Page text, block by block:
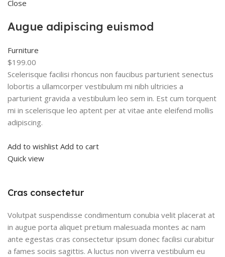
Close
Augue adipiscing euismod
Furniture
$199.00
Scelerisque facilisi rhoncus non faucibus parturient senectus
lobortis a ullamcorper vestibulum mi nibh ultricies a
parturient gravida a vestibulum leo sem in. Est cum torquent
mi in scelerisque leo aptent per at vitae ante eleifend mollis
adipiscing.
Add to wishlist Add to cart
Quick view
Cras consectetur
Volutpat suspendisse condimentum conubia velit placerat at
in augue porta aliquet pretium malesuada montes ac nam
ante egestas cras consectetur ipsum donec facilisi curabitur
a fames sociis sagittis. A luctus non viverra vestibulum eu